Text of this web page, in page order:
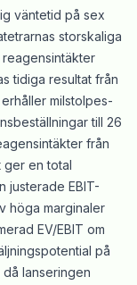
väntetid på sex
storskaliga
tidiga resultat från
milstolpes-
till 26
från
ger en total
justerade EBIT-
höga marginaler
EV/EBIT om
på
då lanseringen